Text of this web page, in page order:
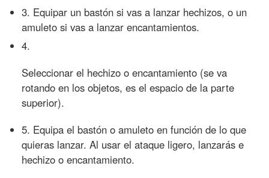
3. Equipar un bastón si vas a lanzar hechizos, o un
amuleto si vas a lanzar encantamientos.
4.
Seleccionar el hechizo o encantamiento (se va
rotando en los objetos, es el espacio de la parte
superior).
5. Equipa el bastón o amuleto en función de lo que
quieras lanzar. Al usar el ataque ligero, lanzarás e
hechizo o encantamiento.